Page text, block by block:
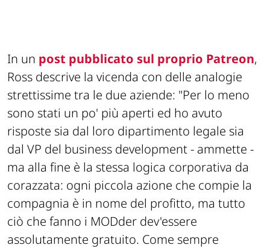
In un post pubblicato sul proprio Patreon,
Ross descrive la vicenda con delle analogie
strettissime tra le due aziende: "Per lo meno
sono stati un po' più aperti ed ho avuto
risposte sia dal loro dipartimento legale sia
dal VP del business development - ammette -
ma alla fine è la stessa logica corporativa da
corazzata: ogni piccola azione che compie la
compagnia è in nome del profitto, ma tutto
ciò che fanno i MODder dev'essere
assolutamente gratuito. Come sempre